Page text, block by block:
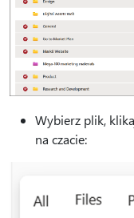
Wybierz plik,
na czacie: